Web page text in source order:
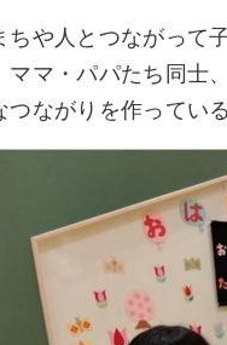
ちや人とつながって
ママ・パパたち同士
ながりを作っている